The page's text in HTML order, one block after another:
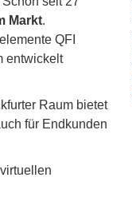
Markt.
QFI
entwickelt
Raum bietet
für Endkunden